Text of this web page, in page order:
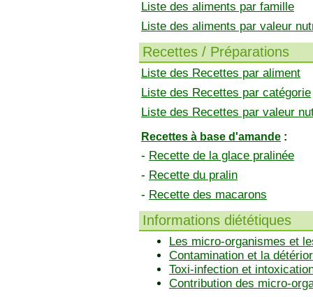
Liste des aliments par famille
Liste des aliments par valeur
Recettes / Préparations
Liste des Recettes par aliment
Liste des Recettes par catégorie
Liste des Recettes par valeur
Recettes à base d'amande :
- Recette de la glace pralinée
- Recette du pralin
- Recette des macarons
Informations diététiques
Les micro-organismes et
Contamination et la
Toxi-infection et
Contribution des micro-